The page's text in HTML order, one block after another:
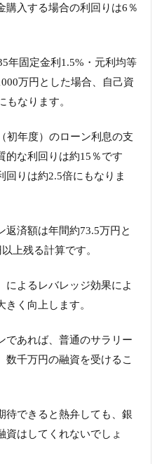
購入する場合の利回りは6％
年固定金利1.5%・元利均等
万円とした場合、自己資
なります。
初年度）のローン利息の支
的な利回りは約15％です
回りは約2.5倍にもなりま
返済額は年間約73.5万円と
上残る計算です。
によるレバレッジ効果によ
く向上します。
であれば、普通のサラリー
数千万円の融資を受けるこ
待できると熱弁しても、銀
資はしてくれないでしょ